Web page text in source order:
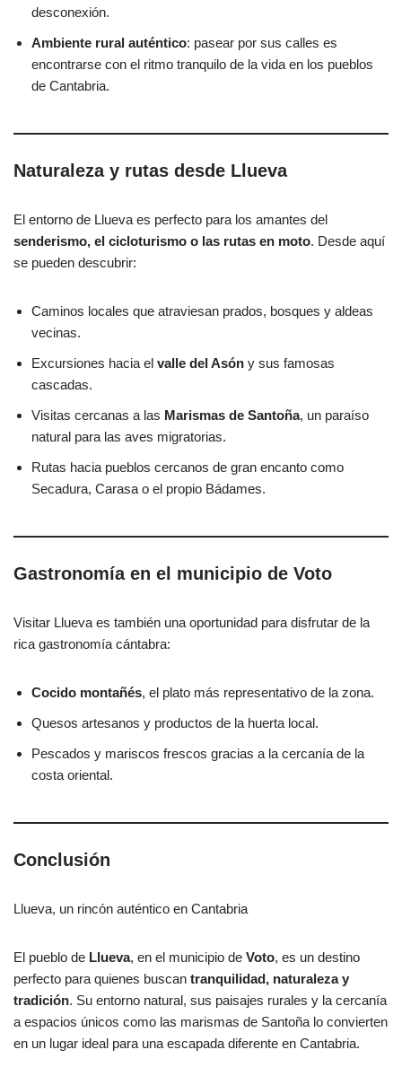
desconexión.
Ambiente rural auténtico: pasear por sus calles es
encontrarse con el ritmo tranquilo de la vida en los pueblos
de Cantabria.
Naturaleza y rutas desde Llueva
El entorno de Llueva es perfecto para los amantes del
senderismo, el cicloturismo o las rutas en moto. Desde aquí
se pueden descubrir:
Caminos locales que atraviesan prados, bosques y aldeas
vecinas.
Excursiones hacia el valle del Asón y sus famosas
cascadas.
Visitas cercanas a las Marismas de Santoña, un paraíso
natural para las aves migratorias.
Rutas hacia pueblos cercanos de gran encanto como
Secadura, Carasa o el propio Bádames.
Gastronomía en el municipio de Voto
Visitar Llueva es también una oportunidad para disfrutar de la
rica gastronomía cántabra:
Cocido montañés, el plato más representativo de la zona.
Quesos artesanos y productos de la huerta local.
Pescados y mariscos frescos gracias a la cercanía de la
costa oriental.
Conclusión
Llueva, un rincón auténtico en Cantabria
El pueblo de Llueva, en el municipio de Voto, es un destino
perfecto para quienes buscan tranquilidad, naturaleza y
tradición. Su entorno natural, sus paisajes rurales y la cercanía
a espacios únicos como las marismas de Santoña lo convierten
en un lugar ideal para una escapada diferente en Cantabria.